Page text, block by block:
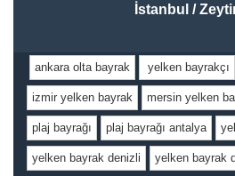
İstanbul /
ankara olta bayrak yelken bayrakçı
izmir yelken bayrak mersin yelken
plaj bayrağı plaj bayrağı antalya
yelken bayrak denizli yelken bayrak